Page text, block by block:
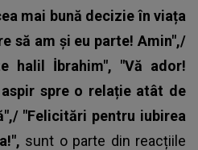
mai bună decizie în viața
să am și eu parte! Amin",/
halil İbrahim", "Vă ador!
spre o relație atât de
"Felicitări pentru iubirea
sunt o parte din reacțiile